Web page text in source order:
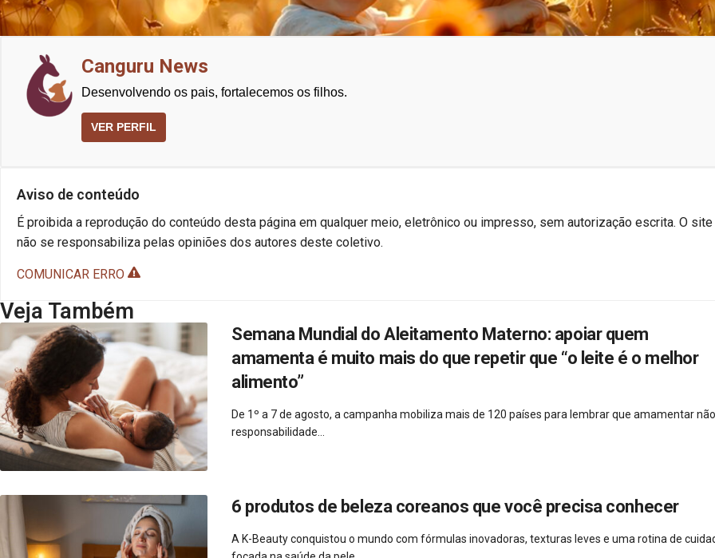
Canguru News
Desenvolvendo os pais, fortalecemos os filhos.
VER PERFIL
Aviso de conteúdo
É proibida a reprodução do conteúdo desta página em qualquer meio, eletrônico ou impresso, sem autorização escrita. O site
não se responsabiliza pelas opiniões dos autores deste coletivo.
COMUNICAR ERRO
Veja Também
Semana Mundial do Aleitamento Materno: apoiar quem
amamenta é muito mais do que repetir que “o leite é o melhor
alimento”
De 1º a 7 de agosto, a campanha mobiliza mais de 120 países para lembrar que amamentar
responsabilidade...
6 produtos de beleza coreanos que você precisa conhecer
A K-Beauty conquistou o mundo com fórmulas inovadoras, texturas leves e uma rotina de